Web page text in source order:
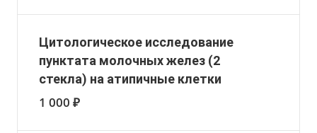
Цитологическое исследование
пунктата молочных желез (2
стекла) на атипичные клетки
1 000 ₽